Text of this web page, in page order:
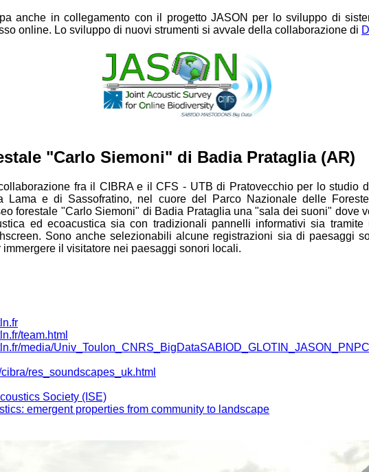
anche in collegamento con il progetto JASON per lo sviluppo di
online. Lo sviluppo di nuovi strumenti si avvale della collaborazione di
"Carlo Siemoni" di Badia Prataglia (AR)
fra il CIBRA e il CFS - UTB di Pratovecchio per lo studio
Lama e di Sassofratino, nel cuore del Parco Nazionale delle
forestale "Carlo Siemoni" di Badia Prataglia una "sala dei suoni" dove
ed ecoacustica sia con tradizionali pannelli informativi sia tramite
Sono anche selezionabili alcune registrazioni sia di paesaggi
il visitatore nei paesaggi sonori locali.
team.html
media/
res_soundscapes_uk.html
Society (ISE)
emergent properties from community to landscape